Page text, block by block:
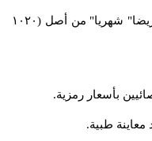
١- تسليم الدواء المزمن لحوالي ٤٠٠ مريضا" شهريا" من أصل (١٠٢٠